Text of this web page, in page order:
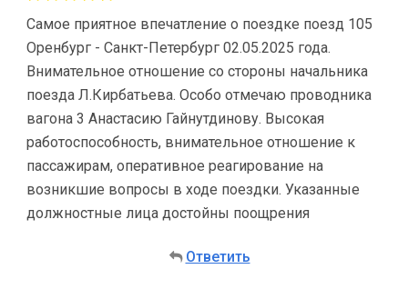
Самое приятное впечатление о поездке поезд 105
Оренбург - Санкт-Петербург 02.05.2025 года.
Внимательное отношение со стороны начальника
поезда Л.Кирбатьева. Особо отмечаю проводника
вагона 3 Анастасию Гайнутдинову. Высокая
работоспособность, внимательное отношение к
пассажирам, оперативное реагирование на
возникшие вопросы в ходе поездки. Указанные
должностные лица достойны поощрения
Ответить